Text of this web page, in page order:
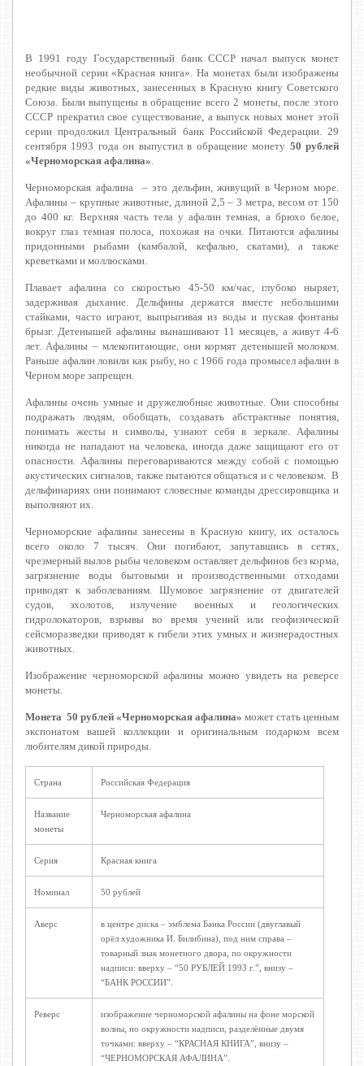
В 1991 году Государственный банк СССР начал выпуск монет
необычной серии «Красная книга». На монетах были изображены
редкие виды животных, занесенных в Красную книгу Советского
Союза. Были выпущены в обращение всего 2 монеты, после этого
СССР прекратил свое существование, а выпуск новых монет этой
серии продолжил Центральный банк Российской Федерации. 29
сентября 1993 года он выпустил в обращение монету 50 рублей
«Черноморская афалина».
Черноморская афалина – это дельфин, живущий в Черном море.
Афалины – крупные животные, длиной 2,5 – 3 метра, весом от 150
до 400 кг. Верхняя часть тела у афалин темная, а брюхо белое,
вокруг глаз темная полоса, похожая на очки. Питаются афалины
придонными рыбами (камбалой, кефалью, скатами), а также
креветками и моллюсками.
Плавает афалина со скоростью 45-50 км/час, глубоко ныряет,
задерживая дыхание. Дельфины держатся вместе небольшими
стайками, часто играют, выпрыгивая из воды и пуская фонтаны
брызг. Детенышей афалины вынашивают 11 месяцев, а живут 4-6
лет. Афалины – млекопитающие, они кормят детенышей молоком.
Раньше афалин ловили как рыбу, но с 1966 года промысел афалин в
Черном море запрещен.
Афалины очень умные и дружелюбные животные. Они способны
подражать людям, обобщать, создавать абстрактные понятия,
понимать жесты и символы, узнают себя в зеркале. Афалины
никогда не нападают на человека, иногда даже защищают его от
опасности. Афалины переговариваются между собой с помощью
акустических сигналов, также пытаются общаться и с человеком. В
дельфинариях они понимают словесные команды дрессировщика и
выполняют их.
Черноморские афалины занесены в Красную книгу, их осталось
всего около 7 тысяч. Они погибают, запутавшись в сетях,
чрезмерный вылов рыбы человеком оставляет дельфинов без корма,
загрязнение воды бытовыми и производственными отходами
приводят к заболеваниям. Шумовое загрязнение от двигателей
судов, эхолотов, излучение военных и геологических
гидролокаторов, взрывы во время учений или геофизической
сейсморазведки приводят к гибели этих умных и жизнерадостных
животных.
Изображение черноморской афалины можно увидеть на реверсе
монеты.
Монета 50 рублей «Черноморская афалина» может стать ценным
экспонатом вашей коллекции и оригинальным подарком всем
любителям дикой природы.
Страна Российская Федерация
Название
монеты
Черноморская афалина
Серия Красная книга
Номинал 50 рублей
Аверс
в центре диска – эмблема Банка России (двуглавый
орёл художника И. Билибина), под ним справа –
товарный знак монетного двора, по окружности
надписи: вверху – “50 РУБЛЕЙ 1993 г.”, внизу –
“БАНК РОССИИ”.
Реверс
изображение черноморской афалины на фоне морской
волны, по окружности надписи, разделённые двумя
точками: вверху – “КРАСНАЯ КНИГА”, внизу –
“ЧЕРНОМОРСКАЯ АФАЛИНА”.